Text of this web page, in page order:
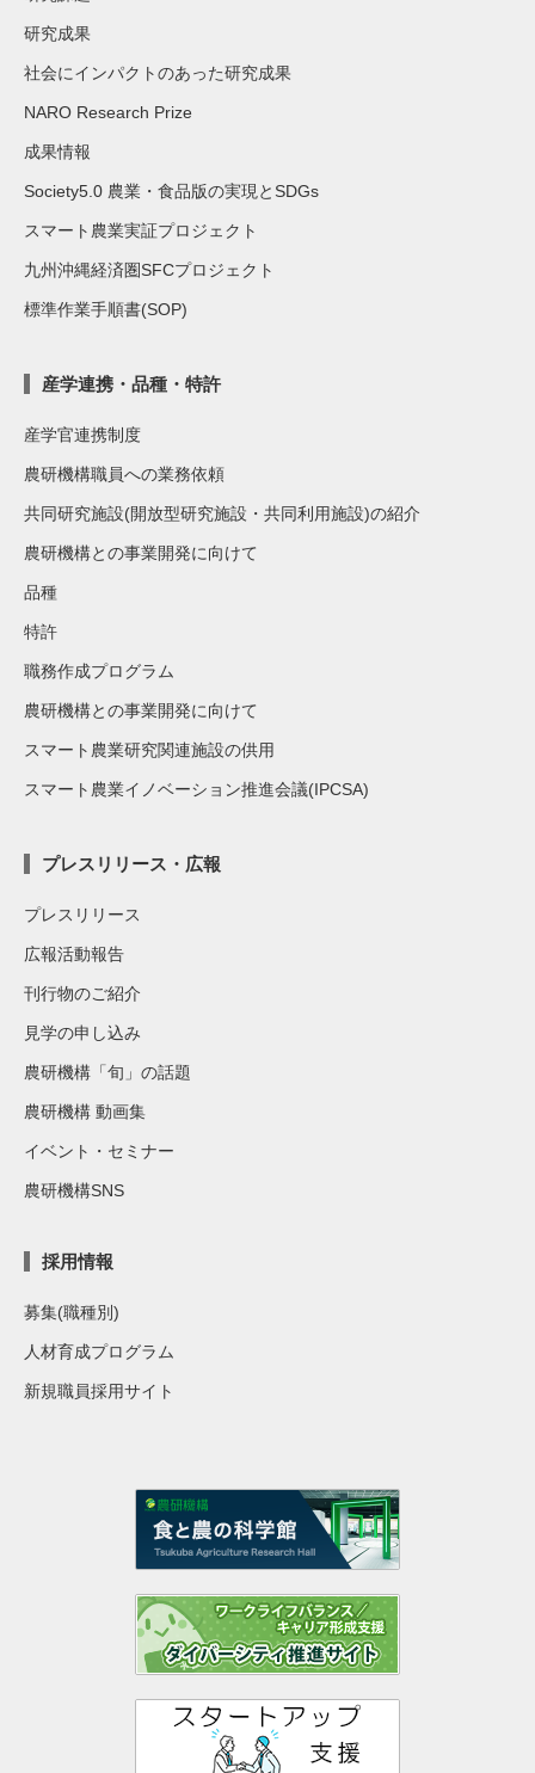
研究成果
社会にインパクトのあった研究成果
NARO Research Prize
成果情報
Society5.0 農業・食品版の実現とSDGs
スマート農業実証プロジェクト
九州沖縄経済圏SFCプロジェクト
標準作業手順書(SOP)
産学連携・品種・特許
産学官連携制度
農研機構職員への業務依頼
共同研究施設(開放型研究施設・共同利用施設)の紹介
農研機構との事業開発に向けて
品種
特許
職務作成プログラム
農研機構との事業開発に向けて
スマート農業研究関連施設の供用
スマート農業イノベーション推進会議(IPCSA)
プレスリリース・広報
プレスリリース
広報活動報告
刊行物のご紹介
見学の申し込み
農研機構「旬」の話題
農研機構 動画集
イベント・セミナー
農研機構SNS
採用情報
募集(職種別)
人材育成プログラム
新規職員採用サイト